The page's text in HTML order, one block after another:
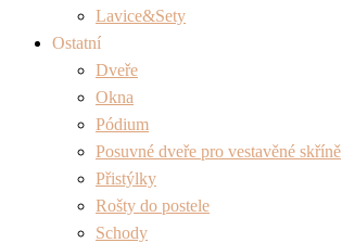
Lavice&Sety
Ostatní
Dveře
Okna
Pódium
Posuvné dveře pro vestavěné skříně
Přistýlky
Rošty do postele
Schody